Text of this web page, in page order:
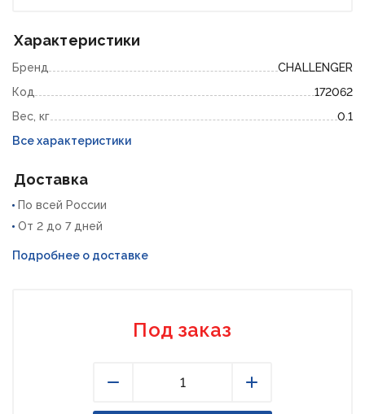
Характеристики
Бренд
CHALLENGER
Код
172062
Вес, кг
0.1
Все характеристики
Доставка
По всей России
От 2 до 7 дней
Подробнее о доставке
Под заказ